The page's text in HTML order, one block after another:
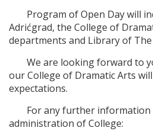
Program of Open Day will
Adrićgrad, the College of
departments and Library of
We are looking forward to
our College of Dramatic Arts
expectations.
For any further
administration of College: